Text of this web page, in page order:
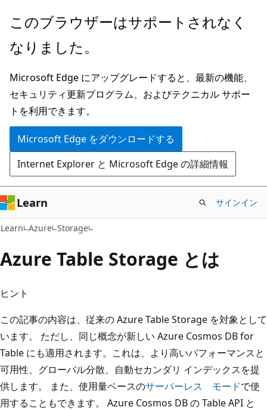
メ
ン
ン
テ
ン
ツ
に
ス
キ
ッ
プ
このブラウザーはサポートされなく
なりました。
Microsoft Edge にアップグレードすると、最新の機能、
セキュリティ更新プログラム、およびテクニカル サポー
トを利用できます。
Microsoft Edge をダウンロードする
Internet Explorer と Microsoft Edge の詳細情報
Learn サインイン
Learn Azure Storage
Azure Table Storage とは
ヒント
この記事の内容は、従来の Azure Table Storage を対象として
います。 ただし、同じ概念が新しい Azure Cosmos DB for
Table にも適用されます。これは、より高いパフォーマンスと
可用性、グローバル分散、自動セカンダリ インデックスを提
供します。 また、使用量ベースのサーバーレス モードで使
用することもできます。 Azure Cosmos DB の Table API と